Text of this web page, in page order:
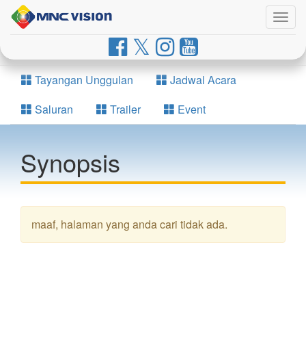
Tayangan Unggulan
Jadwal Acara
Saluran
Trailer Event
Synopsis
maaf, halaman yang anda cari tidak ada.